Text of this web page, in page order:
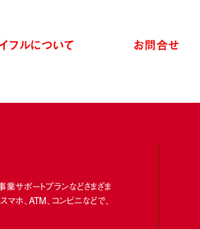
フルについて お問合せ
業サポートプランなどさまざま
ホ、ATM、コンビニなどで、